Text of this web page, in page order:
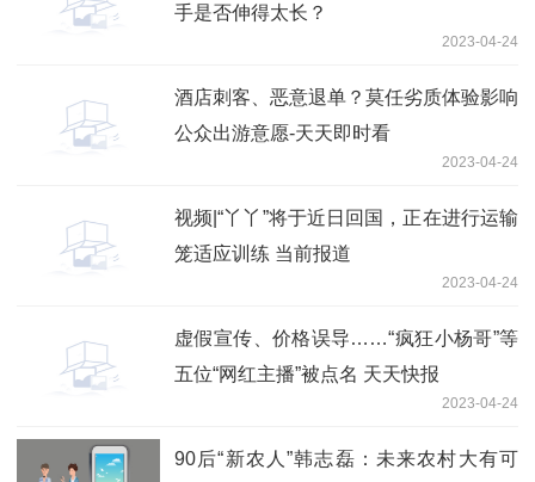
手是否伸得太长？
2023-04-24
酒店刺客、恶意退单？莫任劣质体验影响
公众出游意愿-天天即时看
2023-04-24
视频|“丫丫”将于近日回国，正在进行运输
笼适应训练 当前报道
2023-04-24
虚假宣传、价格误导……“疯狂小杨哥”等
五位“网红主播”被点名 天天快报
2023-04-24
90后“新农人”韩志磊：未来农村大有可